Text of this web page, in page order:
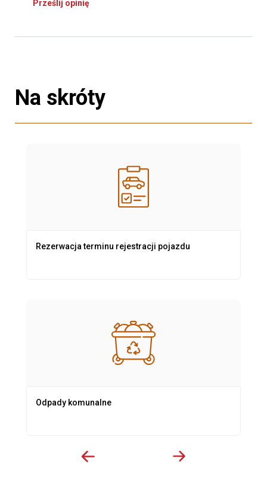
Prześlij opinię
Na skróty
Rezerwacja terminu rejestracji pojazdu
Odpady komunalne